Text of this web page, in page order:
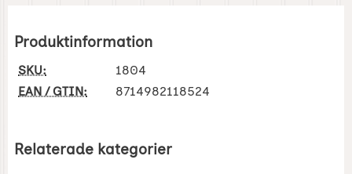
Produktinformation
SKU:
1804
EAN / GTIN:
8714982118524
Relaterade kategorier